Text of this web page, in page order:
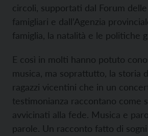
circoli, supportati dal Forum delle
famigliari e dall’Agenzia
famiglia, la natalità e le politiche
E così in molti hanno potuto
musica, ma soprattutto, la storia
ragazzi vicentini che in un
testimonianza raccontano come
avvicinati alla fede. Musica e
parole. Un racconto fatto di